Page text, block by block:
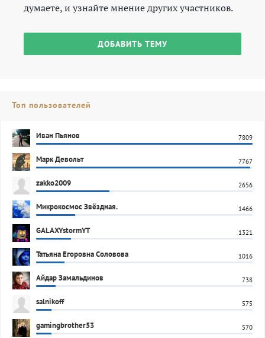
думаете, и узнайте мнение других участников.
ДОБАВИТЬ ТЕМУ
Топ пользователей
Иван Пьянов 7809
Марк Девольт 7767
zakko2009 2656
Микрокосмос Звёздная. 1466
GALAXYstormYT 1321
Татьяна Егоровна Соловова 1016
Айдар Замальдинов 738
salnikoff 575
gamingbrother53 570